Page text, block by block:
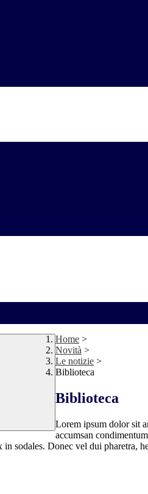
Home >
Novità >
Le notizie >
Biblioteca
Biblioteca
Lorem ipsum dolor sit
accumsan
sodales. Donec vel dui pharetra,